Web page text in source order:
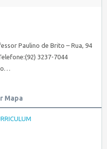
Paulino de Brito – Rua, 94
3237-7044
Mapa